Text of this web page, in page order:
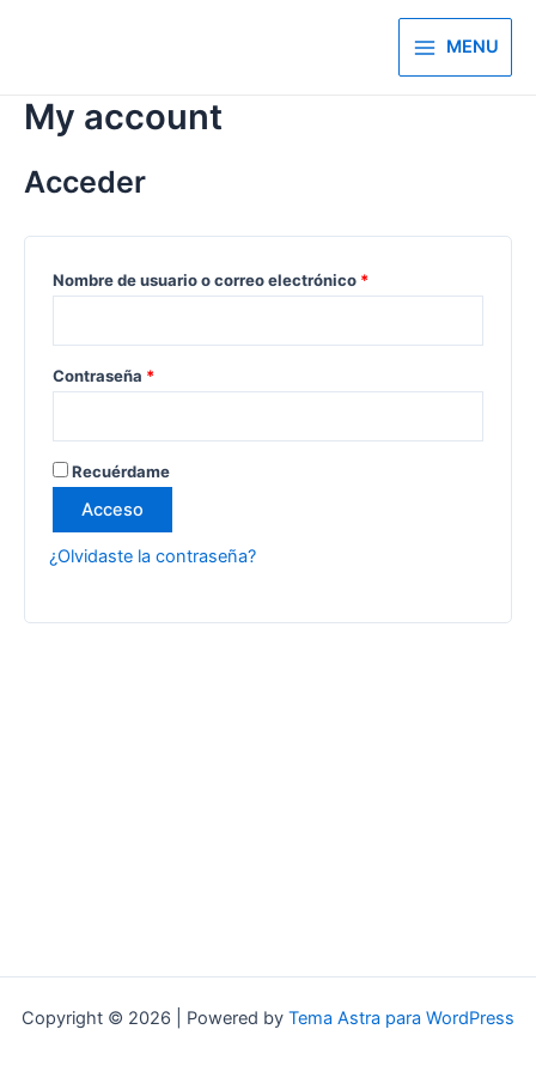
MENU
My account
Acceder
Nombre de usuario o correo electrónico *
Contraseña *
Recuérdame
Acceso
¿Olvidaste la contraseña?
Copyright © 2026 | Powered by Tema Astra para WordPress